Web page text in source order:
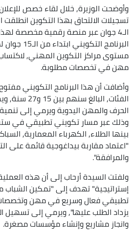
وأوضحت الوزيرة, خلال لقاء خصص للإعلان
تسجيلات الالتحاق بهذا التكوين انطلقت
الـ4 جوان عبر منصة رقمية مخصصة
مستوى مراكز التكوين المهني,
مهن في تخصصات مطلوبة.
وأضافت أن هذا البرنامج التكويني
الفئات, البالغ
الحرف والمهن اليدوية ويرمي إلى تنمية
وذلك عبر مسار تكويني تطبيقي في
بينها الطلاء, الكهرباء المعمارية,
"اعتماد مقاربة بيداغوجية قائمة على
والمرافقة".
ولفتت السيدة أرحاب إلى أن هذه
إستراتيجية" تهدف إلى "تمكين الشباب
تطبيقي فعال وسريع في مهن وتخصصات
يزداد الطلب عليها", ويرمي إلى تسهيل
وانجاز مشاريع وإنشاء مؤسسات مصغرة.